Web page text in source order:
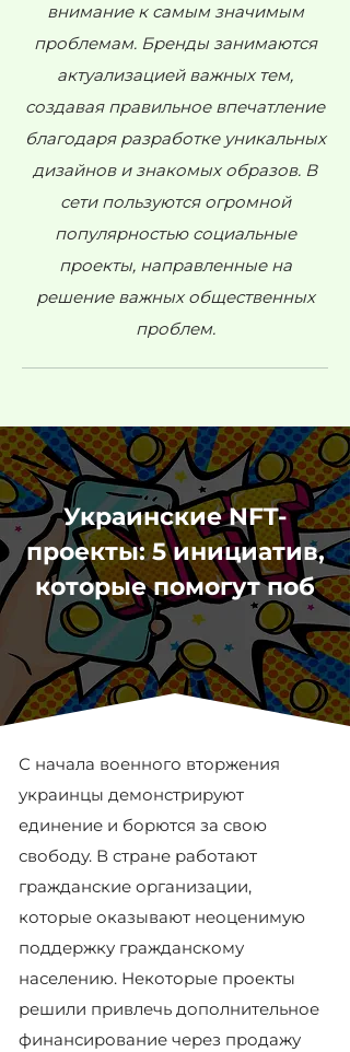
внимание к самым значимым
проблемам. Бренды занимаются
актуализацией важных тем,
создавая правильное впечатление
благодаря разработке уникальных
дизайнов и знакомых образов. В
сети пользуются огромной
популярностью социальные
проекты, направленные на
решение важных общественных
проблем.
Украинские NFT-
проекты: 5 инициатив,
которые помогут поб
С начала военного вторжения
украинцы демонстрируют
единение и борются за свою
свободу. В стране работают
гражданские организации,
которые оказывают неоценимую
поддержку гражданскому
населению. Некоторые проекты
решили привлечь дополнительное
финансирование через продажу